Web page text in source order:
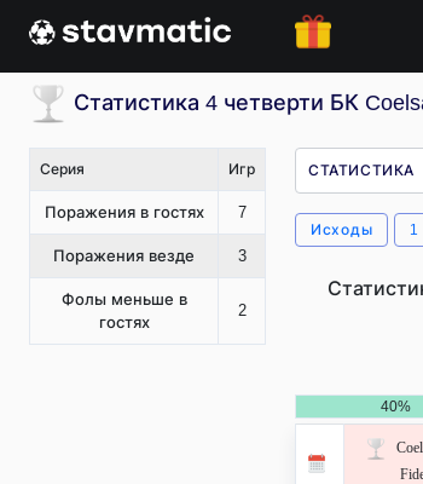
Статистика 4 четверти БК
Серия Игр
Поражения в гостях 7
Поражения везде 3
Фолы меньше в
гостях
2
СТАТИСТИКА
Исходы 1
40%